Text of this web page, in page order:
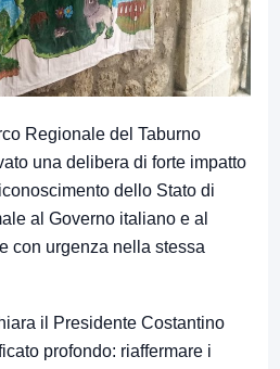
Regionale del Taburno
una delibera di forte impatto
dello Stato di
al Governo italiano e al
con urgenza nella stessa
il Presidente Costantino
profondo: riaffermare i